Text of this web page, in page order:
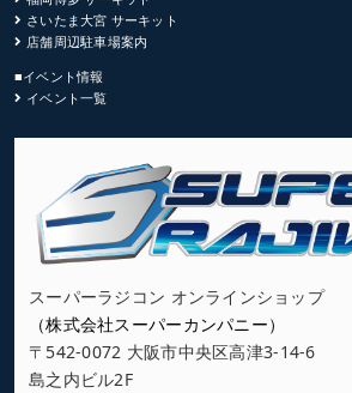
さいたま大宮 サーキット
店舗周辺駐車場案内
■イベント情報
イベント一覧
スーパーラジコン オンラインショップ
（株式会社スーパーカンパニー）
〒542-0072 大阪市中央区高津3-14-6
島之内ビル2F